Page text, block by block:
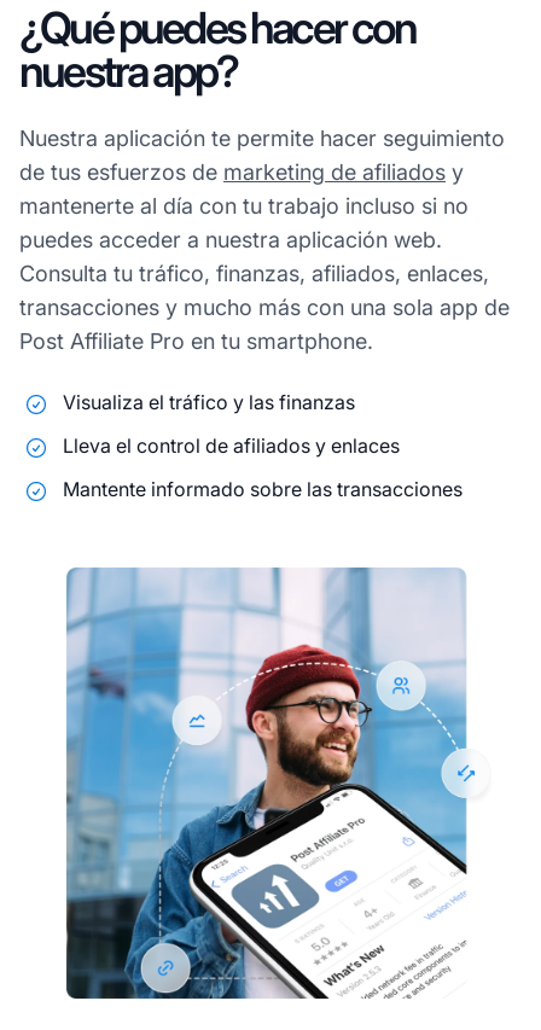
¿Qué puedes hacer con
nuestra app?​
Nuestra aplicación te permite hacer seguimiento
de tus esfuerzos de marketing de afiliados y
mantenerte al día con tu trabajo incluso si no
puedes acceder a nuestra aplicación web.
Consulta tu tráfico, finanzas, afiliados, enlaces,
transacciones y mucho más con una sola app de
Post Affiliate Pro en tu smartphone.
Visualiza el tráfico y las finanzas
Lleva el control de afiliados y enlaces
Mantente informado sobre las transacciones